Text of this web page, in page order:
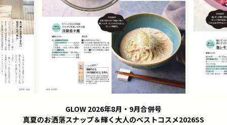
GLOW 2026年8月・9月合併号
真夏のお洒落スナップ＆輝く大人のベストコスメ2026SS